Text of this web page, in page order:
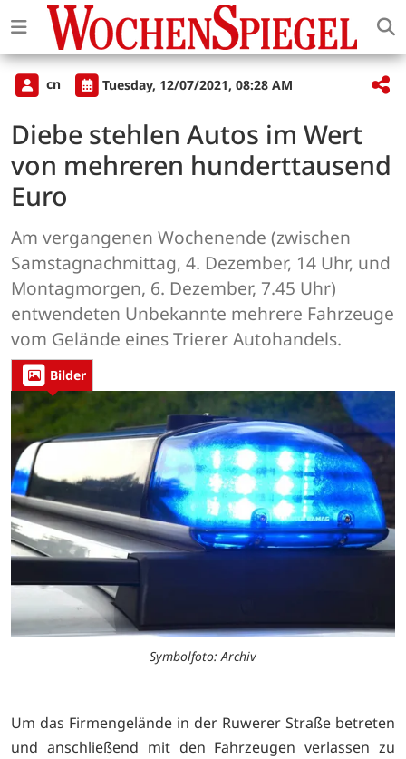
cn Tuesday, 12/07/2021, 08:28 AM
Diebe stehlen Autos im Wert
von mehreren hunderttausend
Euro
Am vergangenen Wochenende (zwischen
Samstagnachmittag, 4. Dezember, 14 Uhr, und
Montagmorgen, 6. Dezember, 7.45 Uhr)
entwendeten Unbekannte mehrere Fahrzeuge
vom Gelände eines Trierer Autohandels.
Bilder
Symbolfoto: Archiv
Um das Firmengelände in der Ruwerer Straße betreten
und anschließend mit den Fahrzeugen verlassen zu